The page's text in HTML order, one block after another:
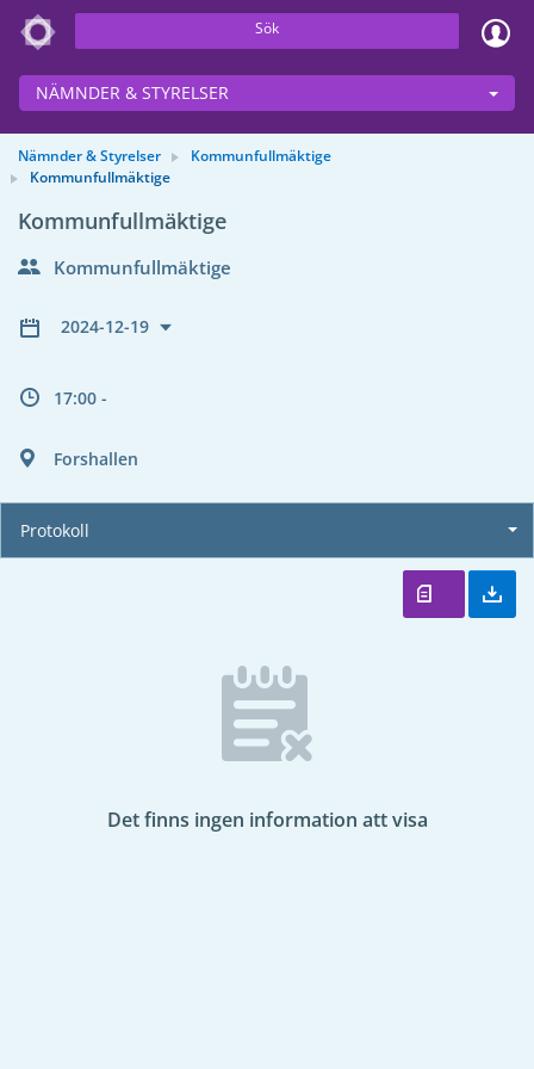
Sök
NÄMNDER & STYRELSER
Nämnder & Styrelser
Kommunfullmäktige
Kommunfullmäktige
Kommunfullmäktige
Kommunfullmäktige
2024-12-19
17:00 -
Forshallen
Protokoll
Det finns ingen information att visa